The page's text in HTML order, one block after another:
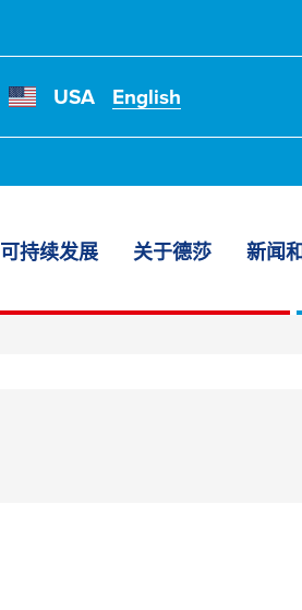
USA English
可持续发展 关于德莎 新闻